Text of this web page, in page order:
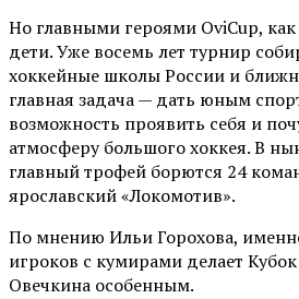
Но главными героями OviCup,
дети. Уже восемь лет турнир
хоккейные школы России и
главная задача — дать юным
возможность проявить себя и
атмосферу большого хоккея. В
главный трофей борются 24
ярославский «Локомотив».
По мнению Ильи Горохова,
игроков с кумирами делает
Овечкина особенным.